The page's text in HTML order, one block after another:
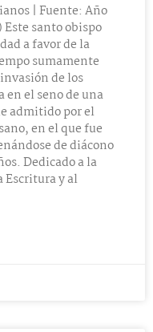
| Fuente: Año
santo obispo
a favor de la
sumamente
de los
en el seno de una
admitido por el
en el que fue
de diácono
Dedicado a la
Escritura y al